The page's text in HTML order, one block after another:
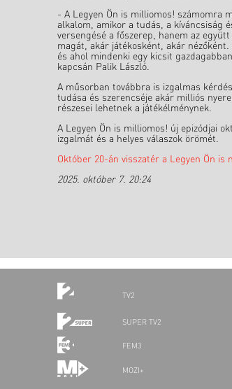
- A Legyen Ön is milliomos! számomra
alkalom, amikor a tudás, a kíváncsiság
versengésé a főszerep, hanem az
magát, akár játékosként, akár
és ahol mindenki egy kicsit
kapcsán Palik László.
A műsorban továbbra is izgalmas
tudása és szerencséje akár milliós
részesei lehetnek a játékélménynek.
A Legyen Ön is milliomos! új epizódjai
izgalmát és a helyes válaszok örömét.
Október 20-án visszatér a Legyen Ön is
2025. október 7. 20:24
TV2
SUPER TV2
FEM3
MOZI+